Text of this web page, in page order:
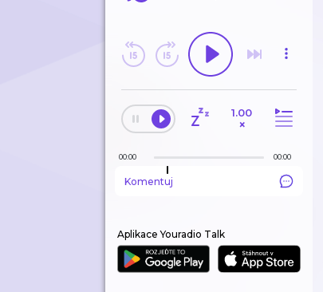
1.00
×
00:00 00:00
Komentuj
Aplikace Youradio Talk